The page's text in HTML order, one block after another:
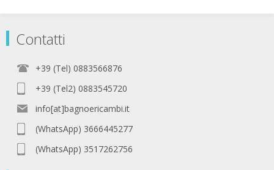
Contatti
+39 (Tel) 0883566876
+39 (Tel2) 0883545720
info[at]bagnoericambi.it
(WhatsApp) 3666445277
(WhatsApp) 3517262756